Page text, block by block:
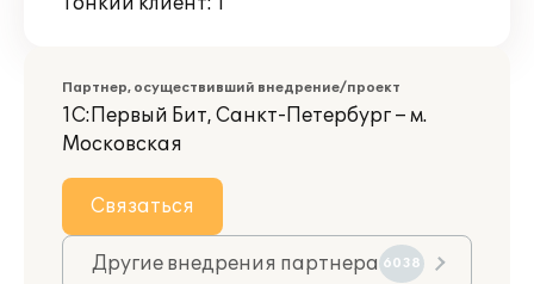
Партнер, осуществивший внедрение/проект
1С:Первый Бит, Санкт-Петербург – м.
Московская
Связаться
Другие внедрения партнера 6038